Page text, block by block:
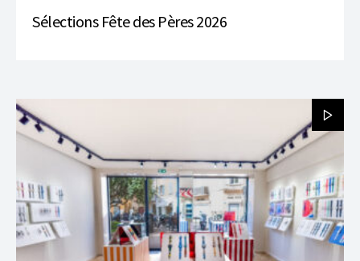
Sélections Fête des Pères 2026